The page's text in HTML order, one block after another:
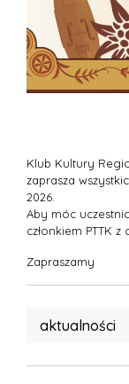
Klub Kultury
zaprasza
2026.
Aby móc
członkiem PTTK
Zapraszamy
aktualności